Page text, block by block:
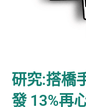
研究:搭橋
發 13%再